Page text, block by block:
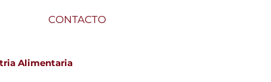
CONTACTO
Alimentaria